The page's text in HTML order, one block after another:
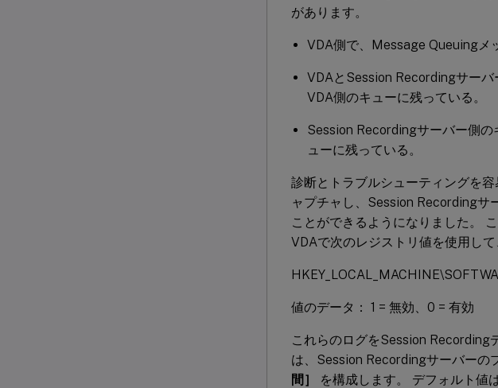
があります。
VDA側で、Message Queuingメ
VDAとSession Recordingサー
VDA側のキューに残っている。
Session Recordingサーバー側
ューに残っている。
診断とトラブルシューティングを
ャプチャし、Session Recordingサ
ことができるようになりました。
VDAで次のレジストリ値を使用し
値のデータ： 1 = 無効、0 = 有効
これらのログをSession Recording
は、Session Recordingサーバーの
間］
を構成します。 デフォルト値